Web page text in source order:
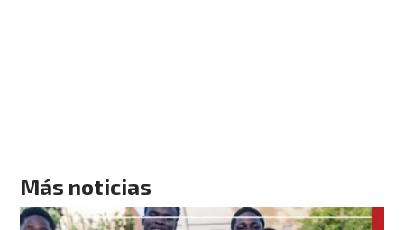
Más noticias